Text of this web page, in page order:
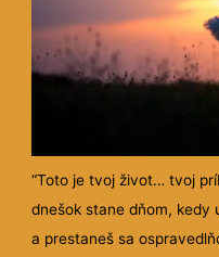
“Toto je tvoj život… tvoj
dnešok stane dňom, kedy
a prestaneš sa